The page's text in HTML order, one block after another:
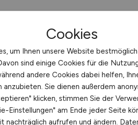
Cookies
um Ihnen unsere Website
sind einige Cookies für die
andere Cookies dabei helfen,
anzubieten. Sie dienen außerdem
klicken, stimmen Sie der
Einstellungen" am Ende jeder Seite
nachträglich aufrufen und ändern.